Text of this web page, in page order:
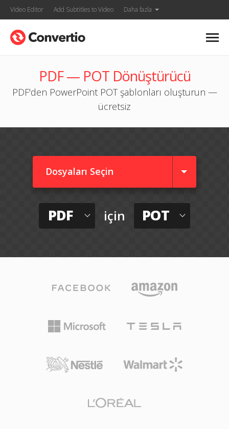
Video Editor Add Subtitles to Video Daha fazla
PDF — POT Dönüştürücü
PDF'den PowerPoint POT şablonları oluşturun —
ücretsiz
Dosyaları Seçin
PDF için POT